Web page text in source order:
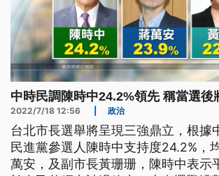
中時民調陳時中24.2%領先 稱當選後
2022/7/18 12:56 政治
台北市長選舉將呈現三強鼎立，根據
民進黨參選人陳時中支持度24.2%，
萬安，及副市長黃珊珊，陳時中表示